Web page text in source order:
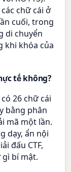
chữ cái ở
cuối, trong
di chuyển
khi khóa của
tế không?
26 chữ cái
bằng phân
mã một lần.
dạy, ẩn nội
đấu CTF,
bí mật.